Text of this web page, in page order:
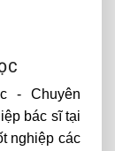
- Chuyên
bác sĩ tại
nghiệp các